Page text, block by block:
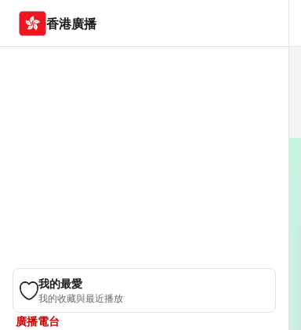
香港廣播
我的最愛
我的收藏與最近播放
廣播電台